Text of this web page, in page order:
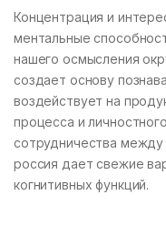
Концентрация и
ментальные
нашего осмысления
создает основу
воздействует на
процесса и
сотрудничества
россия дает свежие
когнитивных функций.